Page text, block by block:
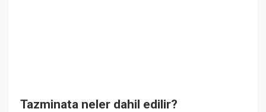
Tazminata neler dahil edilir?